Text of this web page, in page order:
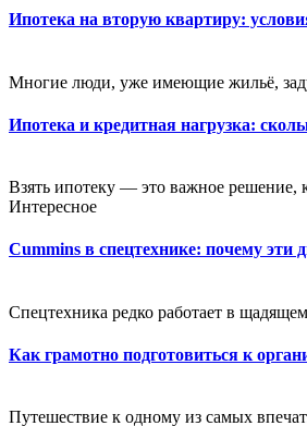
Ипотека на вторую квартиру:
Многие люди, уже имеющие жильё,
Ипотека и кредитная нагрузка:
Взять ипотеку — это важное решение,
Интересное
Cummins в спецтехнике: почему эти
Спецтехника редко работает в
Как грамотно подготовиться к
Путешествие к одному из самых